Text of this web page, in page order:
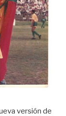
versión de